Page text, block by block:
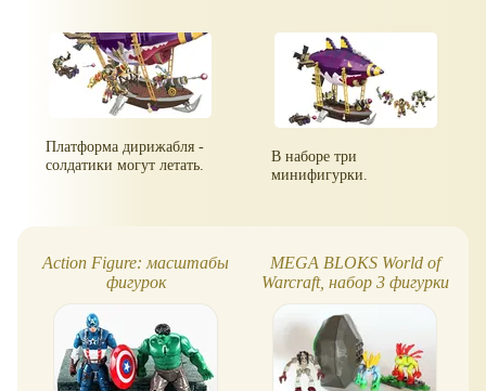
Платформа дирижабля -
солдатики могут летать.
В наборе три
минифигурки.
Action Figure: масштабы
фигурок
MEGA BLOKS World of
Warcraft, набор 3 фигурки